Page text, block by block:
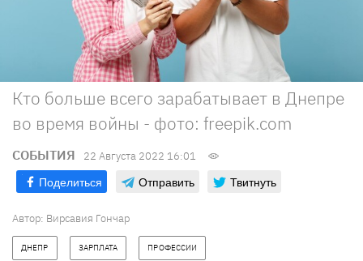
Кто больше всего зарабатывает в Днепре
во время войны - фото: freepik.com
СОБЫТИЯ 22 Августа 2022 16:01
Поделиться Отправить Твитнуть
Автор: Вирсавия Гончар
ДНЕПР ЗАРПЛАТА ПРОФЕССИИ